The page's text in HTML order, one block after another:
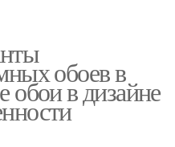
обоев в
обои в дизайне